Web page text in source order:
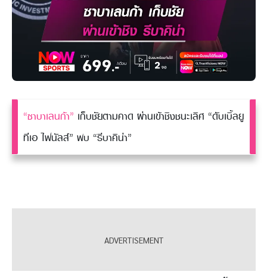
“ซาบาเลนก้า” เก็บชัยตามคาด ผ่านเข้าชิงชนะเลิศ “ดับเบิ้ลยู
ทีเอ ไฟนัลส์” พบ “รีบาคิน่า”